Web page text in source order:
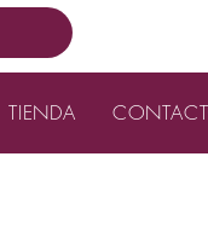
TIENDA